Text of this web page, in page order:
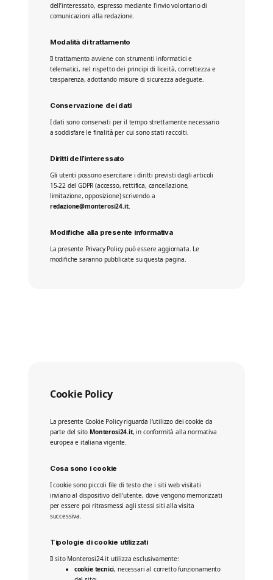
dell’interessato, espresso mediante l’invio volontario di
comunicazioni alla redazione.
Modalità di trattamento
Il trattamento avviene con strumenti informatici e
telematici, nel rispetto dei principi di liceità, correttezza e
trasparenza, adottando misure di sicurezza adeguate.
Conservazione dei dati
I dati sono conservati per il tempo strettamente necessario
a soddisfare le finalità per cui sono stati raccolti.
Diritti dell’interessato
Gli utenti possono esercitare i diritti previsti dagli articoli
15-22 del GDPR (accesso, rettifica, cancellazione,
limitazione, opposizione) scrivendo a
redazione@monterosi24.it.
Modifiche alla presente informativa
La presente Privacy Policy può essere aggiornata. Le
modifiche saranno pubblicate su questa pagina.
Cookie Policy
La presente Cookie Policy riguarda l’utilizzo dei cookie da
parte del sito Monterosi24.it, in conformità alla normativa
europea e italiana vigente.
Cosa sono i cookie
I cookie sono piccoli file di testo che i siti web visitati
inviano al dispositivo dell’utente, dove vengono memorizzati
per essere poi ritrasmessi agli stessi siti alla visita
successiva.
Tipologie di cookie utilizzati
Il sito Monterosi24.it utilizza esclusivamente:
cookie tecnici, necessari al corretto funzionamento